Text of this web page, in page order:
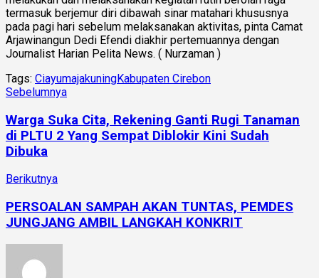
termasuk berjemur diri dibawah sinar matahari khususnya
pada pagi hari sebelum melaksanakan aktivitas, pinta Camat
Arjawinangun Dedi Efendi diakhir pertemuannya dengan
Journalist Harian Pelita News. ( Nurzaman )
Tags: CiayumajakuningKabupaten Cirebon
Sebelumnya
Warga Suka Cita, Rekening Ganti Rugi Tanaman
di PLTU 2 Yang Sempat Diblokir Kini Sudah
Dibuka
Berikutnya
PERSOALAN SAMPAH AKAN TUNTAS, PEMDES
JUNGJANG AMBIL LANGKAH KONKRIT